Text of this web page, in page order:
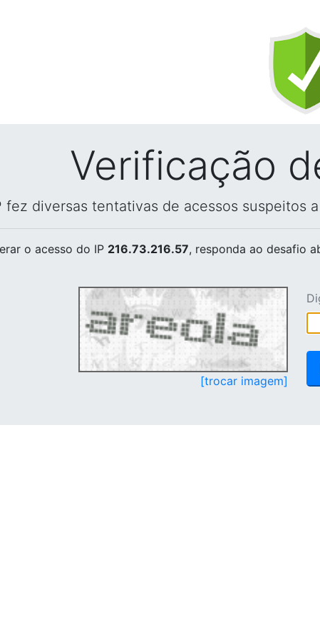
Verificação
fez diversas tentativas de acessos suspeitos
o acesso do IP 216.73.216.57, responda ao desafio
[trocar imagem]